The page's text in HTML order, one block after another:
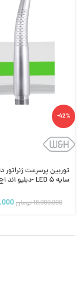
-42%
توربین پرسرعت ژنراتور
18,000,000تومان